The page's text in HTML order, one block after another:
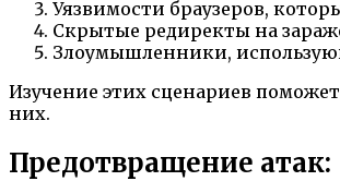
Уязвимости браузеров,
Скрытые редиректы на
Злоумышленники,
Изучение этих сценариев
них.
Предотвращение атак: